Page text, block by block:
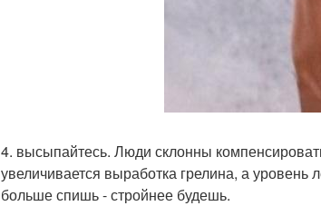
4. высыпайтесь. Люди склонны
увеличивается выработка грелина, а
больше спишь - стройнее будешь.